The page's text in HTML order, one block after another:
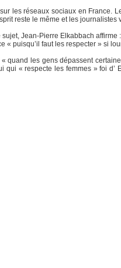
sur les réseaux sociaux en
reste le même et les journalistes
sujet, Jean-Pierre Elkabbach
« puisqu’il faut les respecter » si
quand les gens dépassent
qui « respecte les femmes » foi